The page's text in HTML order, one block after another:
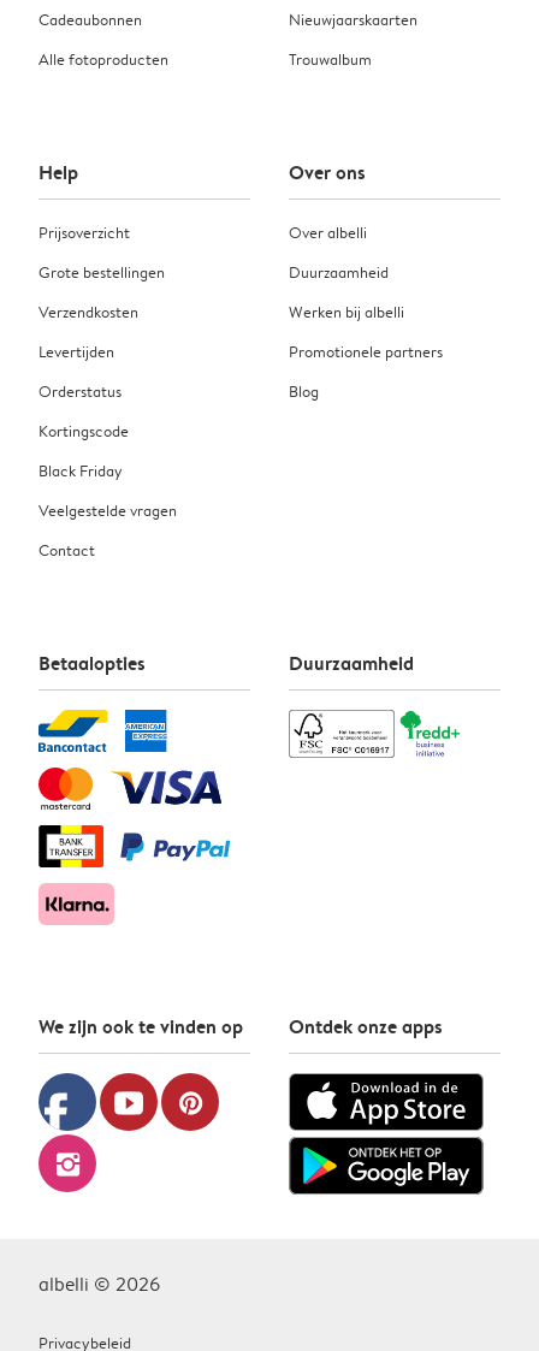
Cadeaubonnen
Alle fotoproducten
Nieuwjaarskaarten
Trouwalbum
Help
Prijsoverzicht
Grote bestellingen
Verzendkosten
Levertijden
Orderstatus
Kortingscode
Black Friday
Veelgestelde vragen
Contact
Over ons
Over albelli
Duurzaamheid
Werken bij albelli
Promotionele partners
Blog
Betaalopties Duurzaamheid
We zijn ook te vinden op
facebook youtube pinterest
instagram
Ontdek onze apps
albelli © 2026
Privacybeleid